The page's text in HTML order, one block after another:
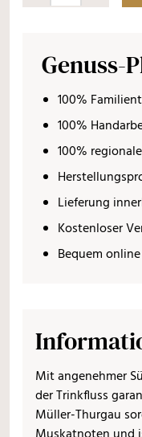
Genuss-
100%
100%
100%
Lieferung
Kostenloser
Bequem
Mit angenehmer
der Trinkfluss
Müller-Thurgau